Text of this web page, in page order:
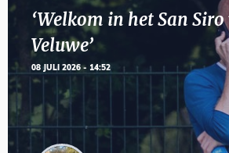
‘Welkom in het San
Veluwe’
08 JULI 2026 - 14:52